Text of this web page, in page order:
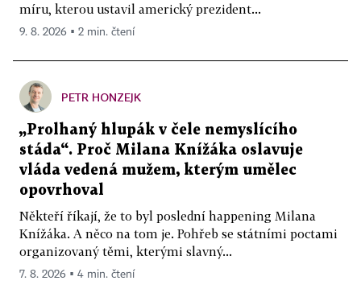
míru, kterou ustavil americký prezident...
9. 8. 2026 ▪ 2 min. čtení
PETR HONZEJK
„Prolhaný hlupák v čele nemyslícího
stáda“. Proč Milana Knížáka oslavuje
vláda vedená mužem, kterým umělec
opovrhoval
Někteří říkají, že to byl poslední happening Milana
Knížáka. A něco na tom je. Pohřeb se státními poctami
organizovaný těmi, kterými slavný...
7. 8. 2026 ▪ 4 min. čtení